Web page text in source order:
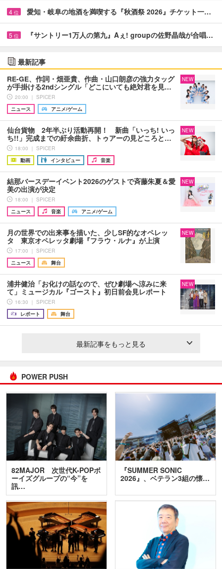
4 位 愛知・岐阜の地酒を満喫する『秋酒祭 2026』チケット一…
5 位 『サントリー1万人の第九』Aぇ! groupの佐野晶哉が合唱…
最新記事
RE-GE、作詞・畑亜貴、作曲・山口朗彦の強力タッグ
が手掛ける2ndシングル「どこにいても絶対君を見…
20:00 ｜ SPICER
ニュース
アニメ/ゲーム
NEW
仙台貨物 2年半ぶり活動再開！ 新曲「いっち! いっ
ち!!」完成までの紆余曲折、トゥアーの見どころと…
18:00 ｜ SPICER
動画
インタビュー 音楽
NEW
結那バースデーイベント2026のゲストで斉藤朱夏＆愛
美の出演が決定
18:00 ｜ SPICER
ニュース
音楽 アニメ/ゲーム
NEW
月の世界での出来事を描いた、少しSF的なオペレッ
タ 東京オペレッタ劇場『フラウ・ルナ』が上演
17:00 ｜ SPICER
ニュース
舞台
NEW
浦井健治「お化けの話なので、ぜひ劇場へ涼みに来
て」ミュージカル『ゴースト』初日前会見レポート
16:30 ｜ SPICER
レポート
舞台
NEW
最新記事をもっと見る
POWER PUSH
82MAJOR 次世代K-POPボ
ーイズグループの“今”を
訊…
『SUMMER SONIC
2026』、ベテラン3組の懐…